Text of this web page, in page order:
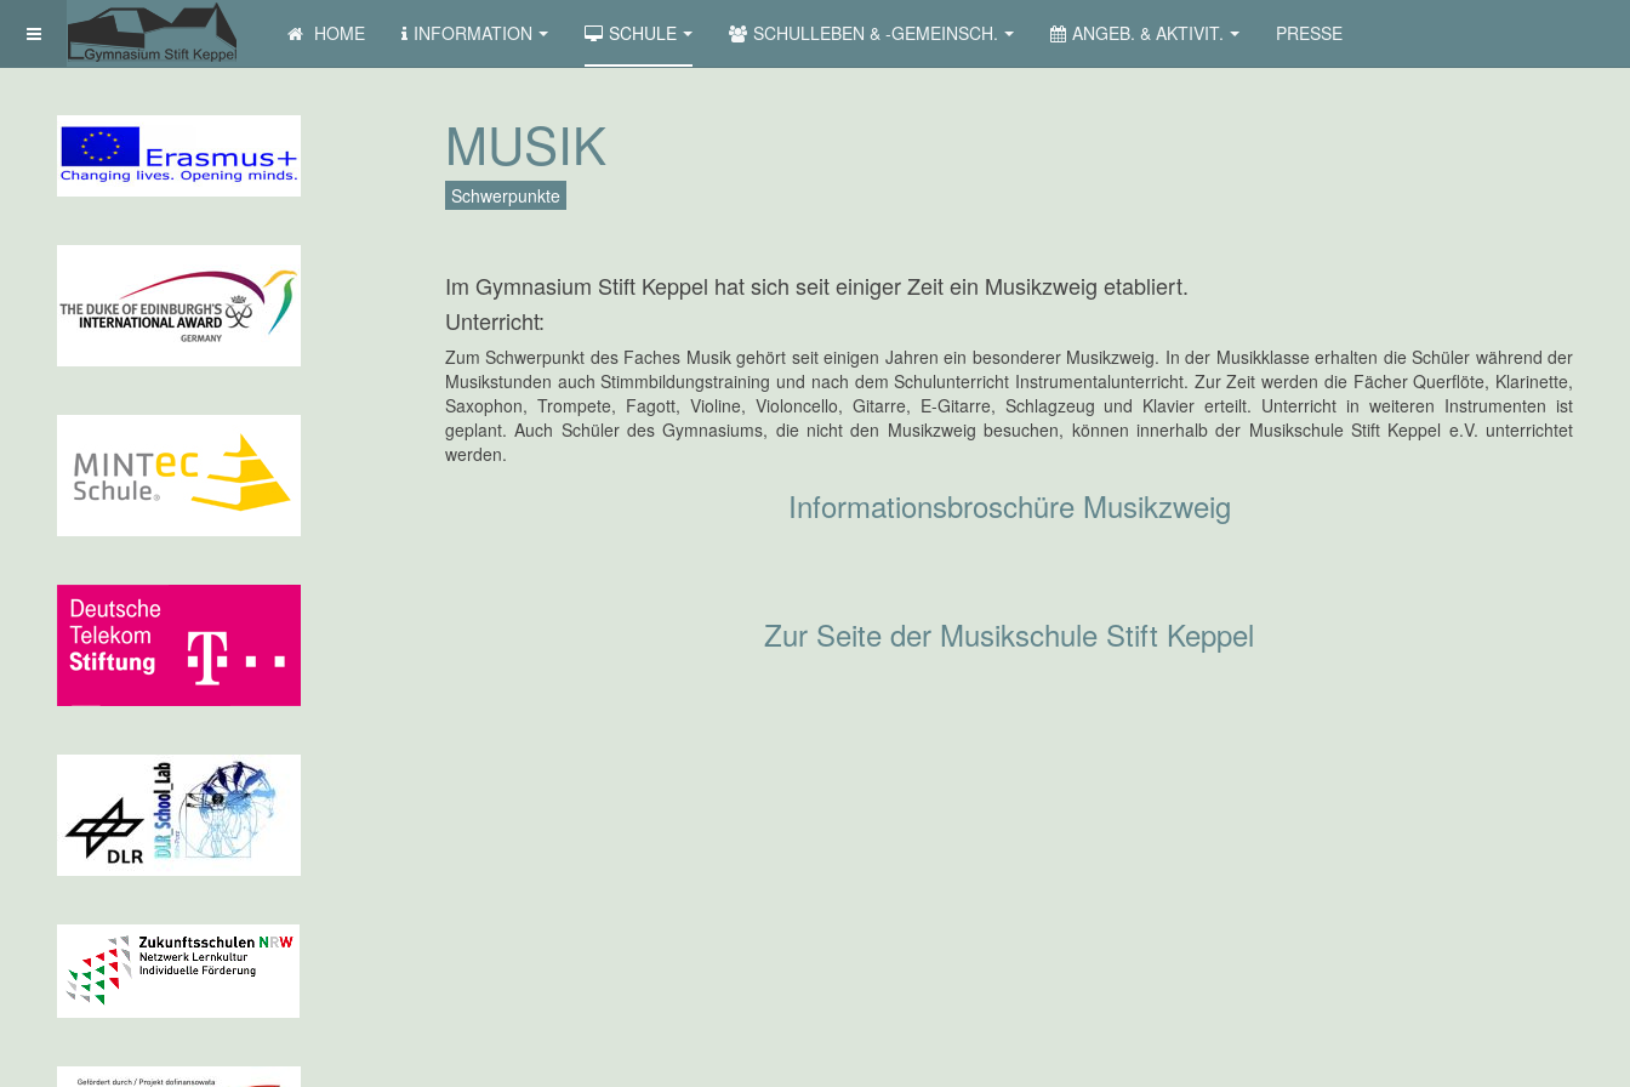
HOME INFORMATION SCHULE SCHULLEBEN & -GEMEINSCH. ANGEB. & AKTIVIT. PRESSE
MUSIK
Schwerpunkte
Im Gymnasium Stift Keppel hat sich seit einiger Zeit ein Musikzweig etabliert.
Unterricht:
Zum Schwerpunkt des Faches Musik gehört seit einigen Jahren ein besonderer Musikzweig. In der Musikklasse erhalten die Schüler während der
Musikstunden auch Stimmbildungstraining und nach dem Schulunterricht Instrumentalunterricht. Zur Zeit werden die Fächer Querflöte, Klarinette,
Saxophon, Trompete, Fagott, Violine, Violoncello, Gitarre, E-Gitarre, Schlagzeug und Klavier erteilt. Unterricht in weiteren Instrumenten ist
geplant. Auch Schüler des Gymnasiums, die nicht den Musikzweig besuchen, können innerhalb der Musikschule Stift Keppel e.V. unterrichtet
werden.
Informationsbroschüre Musikzweig
Zur Seite der Musikschule Stift Keppel